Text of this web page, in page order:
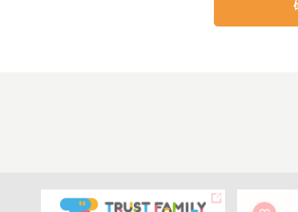
3.個人情報の安全管理について